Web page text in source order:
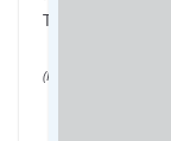
Teodoro
(Por Thailla Torres, do